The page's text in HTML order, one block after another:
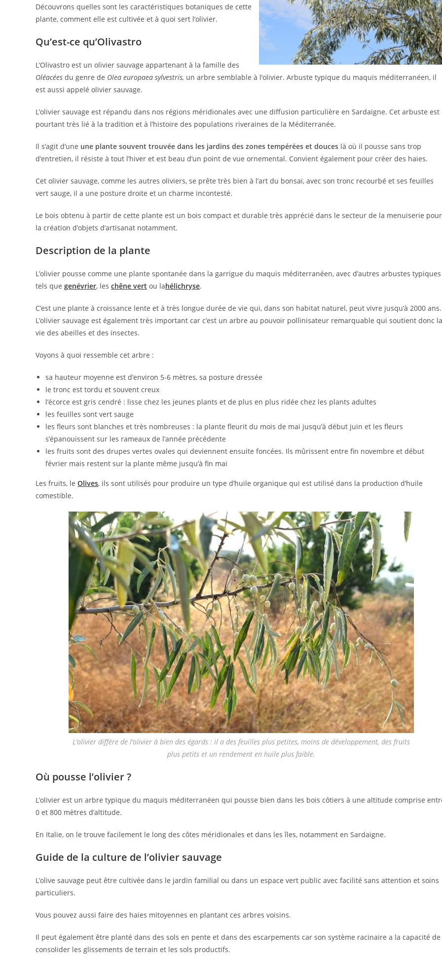
Découvrons quelles sont les caractéristiques botaniques de cette
plante, comment elle est cultivée et à quoi sert l’olivier.
Qu’est-ce qu’Olivastro
L’Olivastro est un olivier sauvage appartenant à la famille des
Oléacées du genre de Olea europaea sylvestris, un arbre semblable à l’olivier. Arbuste typique du maquis méditerranéen, il
est aussi appelé olivier sauvage.
L’olivier sauvage est répandu dans nos régions méridionales avec une diffusion particulière en Sardaigne. Cet arbuste est
pourtant très lié à la tradition et à l’histoire des populations riveraines de la Méditerranée.
Il s’agit d’une une plante souvent trouvée dans les jardins des zones tempérées et douces là où il pousse sans trop
d’entretien, il résiste à tout l’hiver et est beau d’un point de vue ornemental. Convient également pour créer des haies.
Cet olivier sauvage, comme les autres oliviers, se prête très bien à l’art du bonsaï, avec son tronc recourbé et ses feuilles
vert sauge, il a une posture droite et un charme incontesté.
Le bois obtenu à partir de cette plante est un bois compact et durable très apprécié dans le secteur de la menuiserie pour
la création d’objets d’artisanat notamment.
Description de la plante
L’olivier pousse comme une plante spontanée dans la garrigue du maquis méditerranéen, avec d’autres arbustes typiques
tels que genévrier, les chêne vert ou lahélichryse.
C’est une plante à croissance lente et à très longue durée de vie qui, dans son habitat naturel, peut vivre jusqu’à 2000 ans.
L’olivier sauvage est également très important car c’est un arbre au pouvoir pollinisateur remarquable qui soutient donc la
vie des abeilles et des insectes.
Voyons à quoi ressemble cet arbre :
sa hauteur moyenne est d’environ 5-6 mètres, sa posture dressée
le tronc est tordu et souvent creux
l’écorce est gris cendré : lisse chez les jeunes plants et de plus en plus ridée chez les plants adultes
les feuilles sont vert sauge
les fleurs sont blanches et très nombreuses : la plante fleurit du mois de mai jusqu’à début juin et les fleurs
s’épanouissent sur les rameaux de l’année précédente
les fruits sont des drupes vertes ovales qui deviennent ensuite foncées. Ils mûrissent entre fin novembre et début
février mais restent sur la plante même jusqu’à fin mai
Les fruits, le Olives, ils sont utilisés pour produire un type d’huile organique qui est utilisé dans la production d’huile
comestible.
L’olivier diffère de l’olivier à bien des égards : il a des feuilles plus petites, moins de développement, des fruits
plus petits et un rendement en huile plus faible.
Où pousse l’olivier ?
L’olivier est un arbre typique du maquis méditerranéen qui pousse bien dans les bois côtiers à une altitude comprise
0 et 800 mètres d’altitude.
En Italie, on le trouve facilement le long des côtes méridionales et dans les îles, notamment en Sardaigne.
Guide de la culture de l’olivier sauvage
L’olive sauvage peut être cultivée dans le jardin familial ou dans un espace vert public avec facilité sans attention et soins
particuliers.
Vous pouvez aussi faire des haies mitoyennes en plantant ces arbres voisins.
Il peut également être planté dans des sols en pente et dans des escarpements car son système racinaire a la capacité de
consolider les glissements de terrain et les sols productifs.